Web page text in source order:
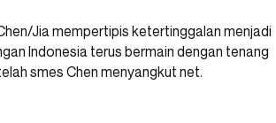
Jia mempertipis ketertinggalan menjadi
Indonesia terus bermain dengan tenang
smes Chen menyangkut net.